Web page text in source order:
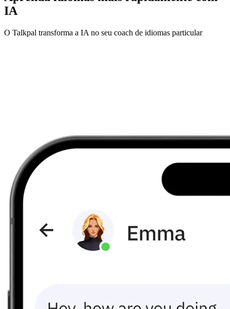
IA
O Talkpal transforma a IA no seu coach de idiomas particular